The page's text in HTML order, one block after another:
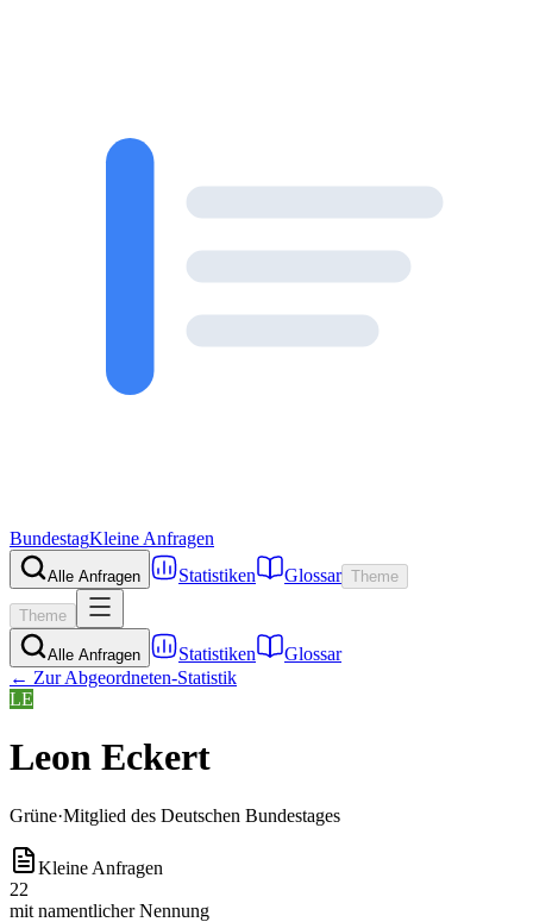
BundestagKleine Anfragen
Alle Anfragen Statistiken Glossar Theme
Theme
Alle Anfragen Statistiken
Glossar
← Zur Abgeordneten-Statistik
LE
Leon Eckert
Grüne·Mitglied des Deutschen Bundestages
Kleine Anfragen
22
mit namentlicher Nennung